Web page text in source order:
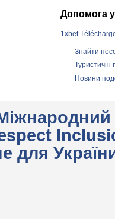
Допомога у
1xbet
Знайти
Туристичні
Новини
для